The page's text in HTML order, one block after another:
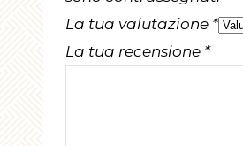
La tua valutazione *
La tua recensione *